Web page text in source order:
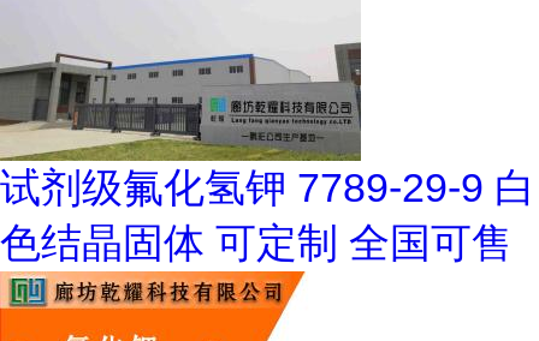
试剂级氟化氢钾 7789-29-9 白
色结晶固体 可定制 全国可售